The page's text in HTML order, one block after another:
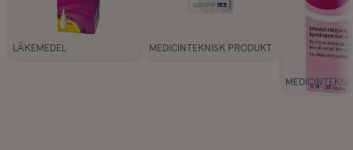
LÄKEMEDEL MEDICINTEKNISK PRODUKT